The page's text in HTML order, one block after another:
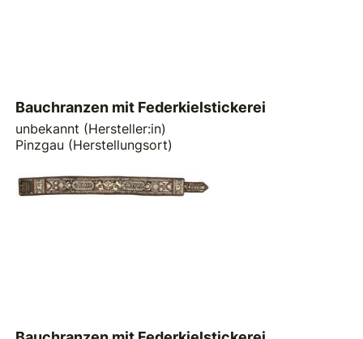
Bauchranzen mit Federkielstickerei
unbekannt (Hersteller:in)
Pinzgau (Herstellungsort)